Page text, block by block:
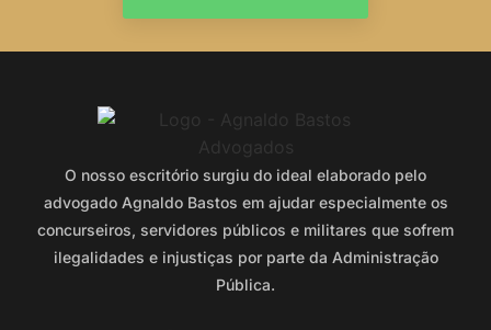
O nosso escritório surgiu do ideal elaborado pelo
advogado Agnaldo Bastos em ajudar especialmente os
concurseiros, servidores públicos e militares que sofrem
ilegalidades e injustiças por parte da Administração
Pública.